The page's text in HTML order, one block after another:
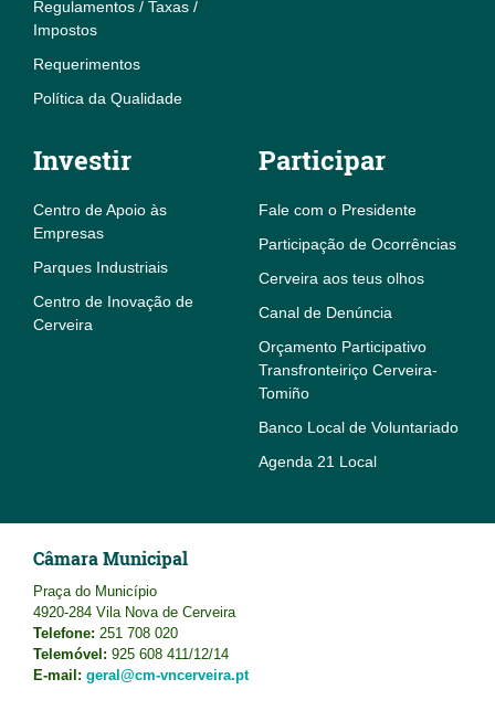
Regulamentos / Taxas /
Impostos
Requerimentos
Política da Qualidade
Investir
Centro de Apoio às
Empresas
Parques Industriais
Centro de Inovação de
Cerveira
Participar
Fale com o Presidente
Participação de Ocorrências
Cerveira aos teus olhos
Canal de Denúncia
Orçamento Participativo
Transfronteiriço Cerveira-
Tomiño
Banco Local de Voluntariado
Agenda 21 Local
Câmara Municipal
Praça do Município
4920-284 Vila Nova de Cerveira
Telefone: 251 708 020
Telemóvel: 925 608 411/12/14
E-mail: geral@cm-vncerveira.pt